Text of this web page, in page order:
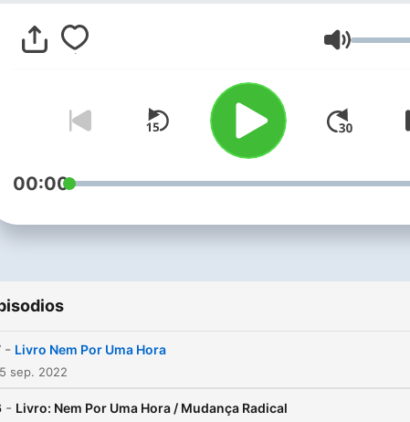
Volumen
00:00
- Livro Nem Por Uma Hora
sep. 2022
- Livro: Nem Por Uma Hora / Mudança Radical